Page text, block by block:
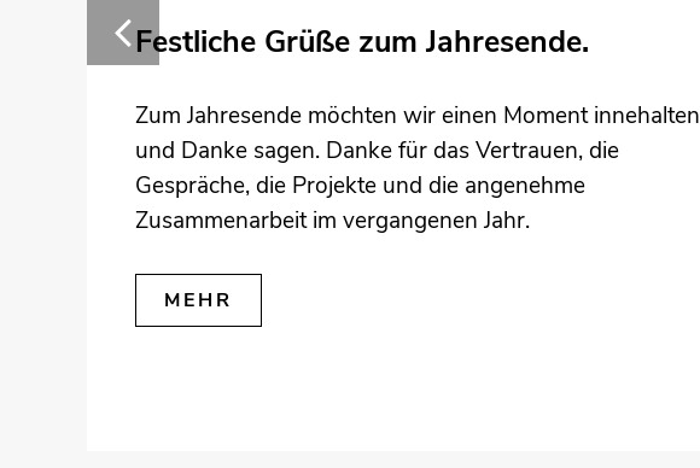
Festliche Grüße zum Jahresende.
Zum Jahresende möchten wir einen Moment innehalten
und Danke sagen. Danke für das Vertrauen, die
Gespräche, die Projekte und die angenehme
Zusammenarbeit im vergangenen Jahr.
MEHR